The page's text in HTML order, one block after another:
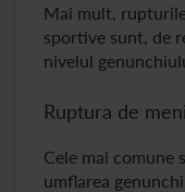
Mai mult,
sportive sunt, de
nivelul
Ruptura de
Cele mai comune
umflarea